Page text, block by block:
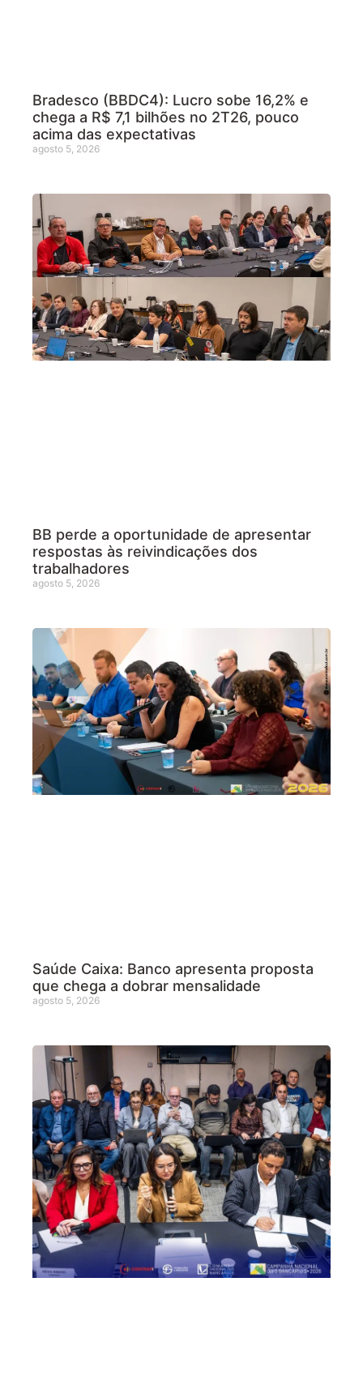
Bradesco (BBDC4): Lucro sobe 16,2% e
chega a R$ 7,1 bilhões no 2T26, pouco
acima das expectativas
agosto 5, 2026
BB perde a oportunidade de apresentar
respostas às reivindicações dos
trabalhadores
agosto 5, 2026
Saúde Caixa: Banco apresenta proposta
que chega a dobrar mensalidade
agosto 5, 2026